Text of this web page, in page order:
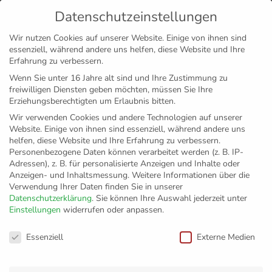
MENÜ
Disclaimer Impressum Datenschutz
Fans freuen sich auf
Datenschutzeinstellungen
Wir nutzen Cookies auf unserer Website. Einige von ihnen sind
essenziell, während andere uns helfen, diese Website und Ihre
Erfahrung zu verbessern.
Wenn Sie unter 16 Jahre alt sind und Ihre Zustimmung zu
freiwilligen Diensten geben möchten, müssen Sie Ihre
Erziehungsberechtigten um Erlaubnis bitten.
Wir verwenden Cookies und andere Technologien auf unserer
Website. Einige von ihnen sind essenziell, während andere uns
helfen, diese Website und Ihre Erfahrung zu verbessern.
Personenbezogene Daten können verarbeitet werden (z. B. IP-
Adressen), z. B. für personalisierte Anzeigen und Inhalte oder
Anzeigen- und Inhaltsmessung. Weitere Informationen über die
Verwendung Ihrer Daten finden Sie in unserer
Datenschutzerklärung. Sie können Ihre Auswahl jederzeit unter
Einstellungen widerrufen oder anpassen.
Datenschutzeinstellungen
Essenziell Externe Medien